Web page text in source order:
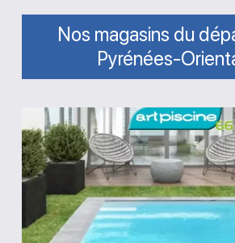
Nos magasins du
Pyrénées-
Magasin
Art
Piscine
66